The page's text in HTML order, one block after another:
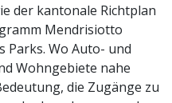
der kantonale Richtplan
Mendrisiotto
Parks. Wo Auto- und
Wohngebiete nahe
die Zugänge zu